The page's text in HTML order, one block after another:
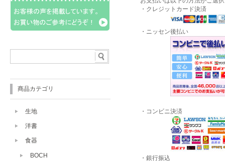
・クレジットカード決済
・ニッセン後払い
・コンビニ決済
・銀行振込
商品カテゴリ
生地
洋書
食器
BOCH